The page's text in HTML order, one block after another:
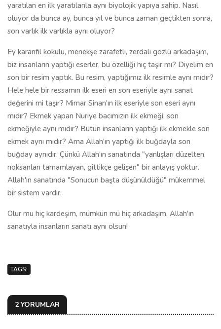
yaratılan en ilk yaratılanla aynı biyolojik yapıya sahip. Nasıl
oluyor da bunca ay, bunca yıl ve bunca zaman geçtikten sonra,
son varlık ilk varlıkla aynı oluyor?
Ey karanfil kokulu, menekşe zarafetli, zerdali gözlü arkadaşım,
biz insanların yaptığı eserler, bu özelliği hiç taşır mı? Diyelim en
son bir resim yaptık. Bu resim, yaptığımız ilk resimle aynı mıdır?
Hele hele bir ressamın ilk eseri en son eseriyle aynı sanat
değerini mi taşır? Mimar Sinan'ın ilk eseriyle son eseri aynı
mıdır? Ekmek yapan Nuriye bacımızın ilk ekmeği, son
ekmeğiyle aynı mıdır? Bütün insanların yaptığı ilk ekmekle son
ekmek aynı mıdır? Ama Allah'ın yaptığı ilk buğdayla son
buğday aynıdır. Çünkü Allah'ın sanatında "yanlışları düzelten,
noksanları tamamlayan, gittikçe gelişen" bir anlayış yoktur.
Allah'ın sanatında "Sonucun başta düşünüldüğü" mükemmel
bir sistem vardır.
Olur mu hiç kardeşim, mümkün mü hiç arkadaşım, Allah'ın
sanatıyla insanların sanatı aynı olsun!
TAGS:
2 YORUMLAR